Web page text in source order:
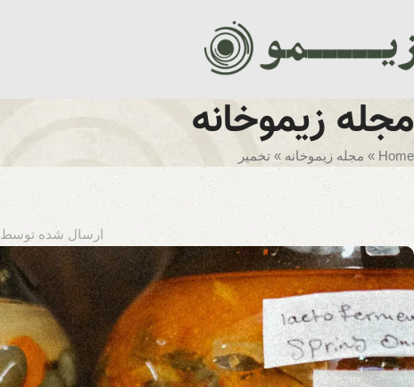
مجله زیموخانه
Home
» مجله زیموخانه » تخمیر
ارسال شده توسط